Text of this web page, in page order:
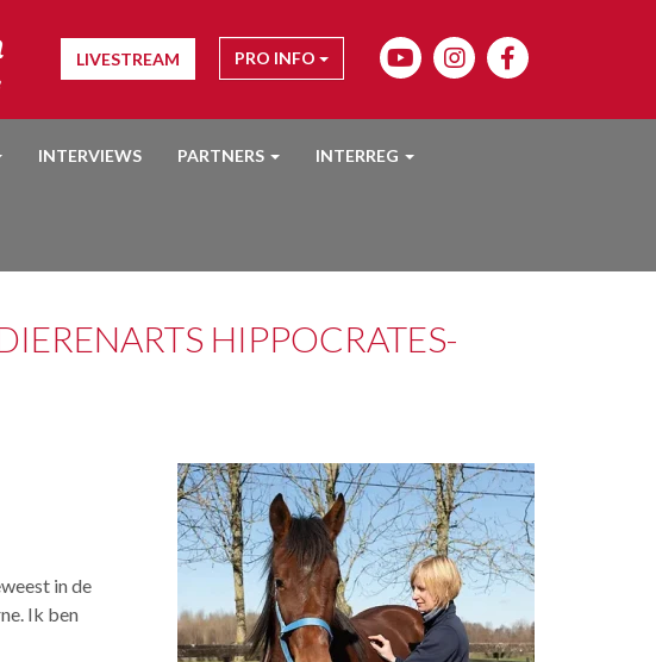
PRO INFO
LIVESTREAM
INTERVIEWS PARTNERS INTERREG
HIPPOCRATES-
in de
Ik ben